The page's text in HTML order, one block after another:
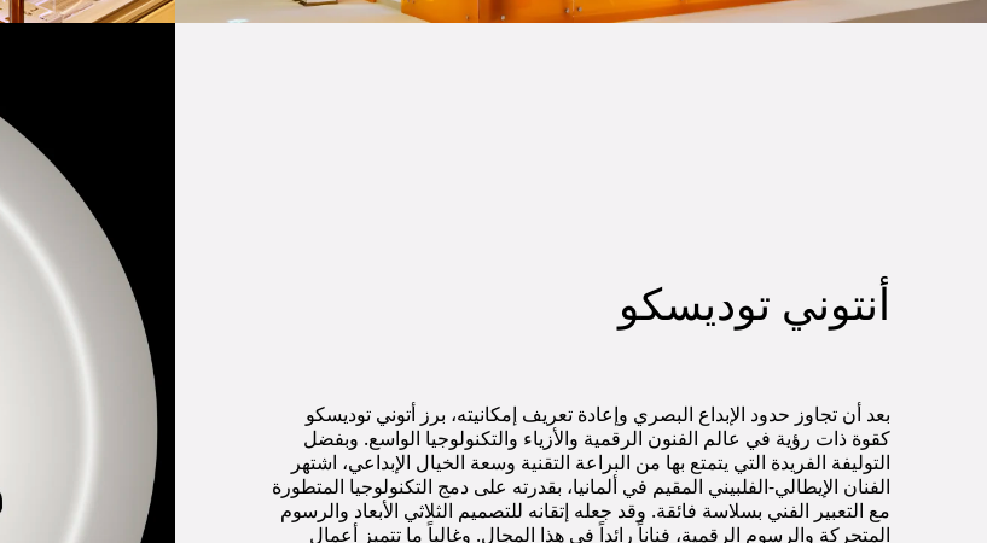
أنتوني توديسكو
بعد أن تجاوز حدود الإبداع البصري وإعادة تعريف إمكانيته، برز أتوني توديسكو
كقوة ذات رؤية في عالم الفنون الرقمية والأزياء والتكنولوجيا الواسع. وبفضل
التوليفة الفريدة التي يتمتع بها من البراعة التقنية وسعة الخيال الإبداعي، اشتهر
الفنان الإيطالي-الفلبيني المقيم في ألمانيا، بقدرته على دمج التكنولوجيا المتطورة
مع التعبير الفني بسلاسة فائقة. وقد جعله إتقانه للتصميم الثلاثي الأبعاد والرسوم
المتحركة والرسوم الرقمية، فناناً رائداً في هذا المجال. وغالباً ما تتميز أعمال